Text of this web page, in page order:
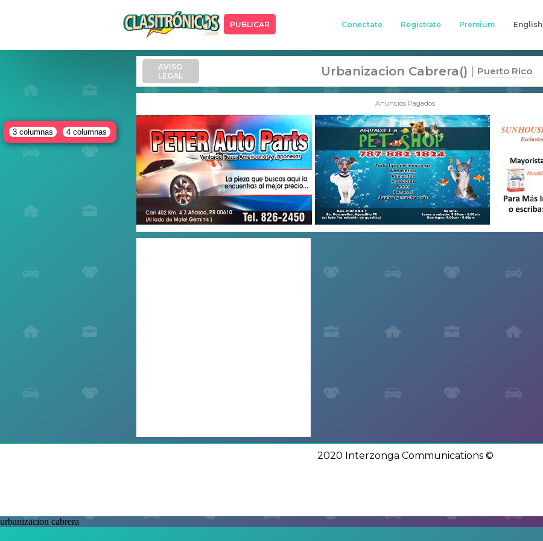
PUBLICAR Conectate Registrate Premium English
3 columnas 4 columnas
Anuncios Pagados
AVISO
LEGAL
Urbanizacion Cabrera() Puerto Rico
2020 Interzonga Communications ©
urbanizacion cabrera